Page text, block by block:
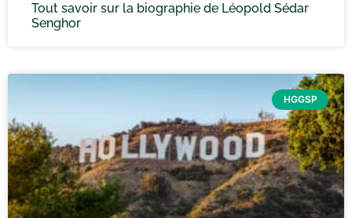
Tout savoir sur la biographie de Léopold Sédar
Senghor
HGGSP